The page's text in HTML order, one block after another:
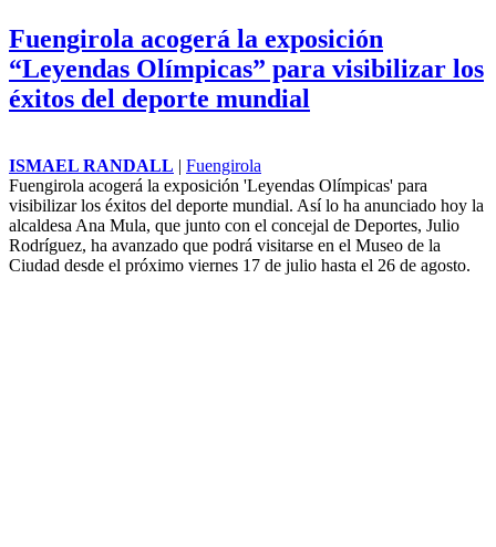
Fuengirola acogerá la exposición
“Leyendas Olímpicas” para visibilizar los
éxitos del deporte mundial
ISMAEL RANDALL | Fuengirola
Fuengirola acogerá la exposición 'Leyendas Olímpicas' para
visibilizar los éxitos del deporte mundial. Así lo ha anunciado hoy la
alcaldesa Ana Mula, que junto con el concejal de Deportes, Julio
Rodríguez, ha avanzado que podrá visitarse en el Museo de la
Ciudad desde el próximo viernes 17 de julio hasta el 26 de agosto.